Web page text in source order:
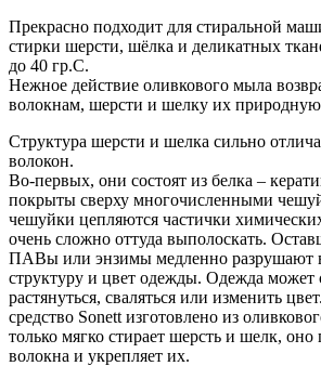
Прекрасно подходит для стиральной
стирки шерсти, шёлка и деликатных
до 40 гр.С.
Нежное действие оливкового мыла
волокнам, шерсти и шелку их природную
Структура шерсти и шелка сильно
волокон.
Во-первых, они состоят из белка –
покрыты сверху многочисленными
чешуйки цепляются частички
очень сложно оттуда выполоскать.
ПАВы или энзимы медленно разрушают
структуру и цвет одежды. Одежда может
растянуться, сваляться или изменить
средство Sonett изготовлено из
только мягко стирает шерсть и шелк, оно
волокна и укрепляет их.